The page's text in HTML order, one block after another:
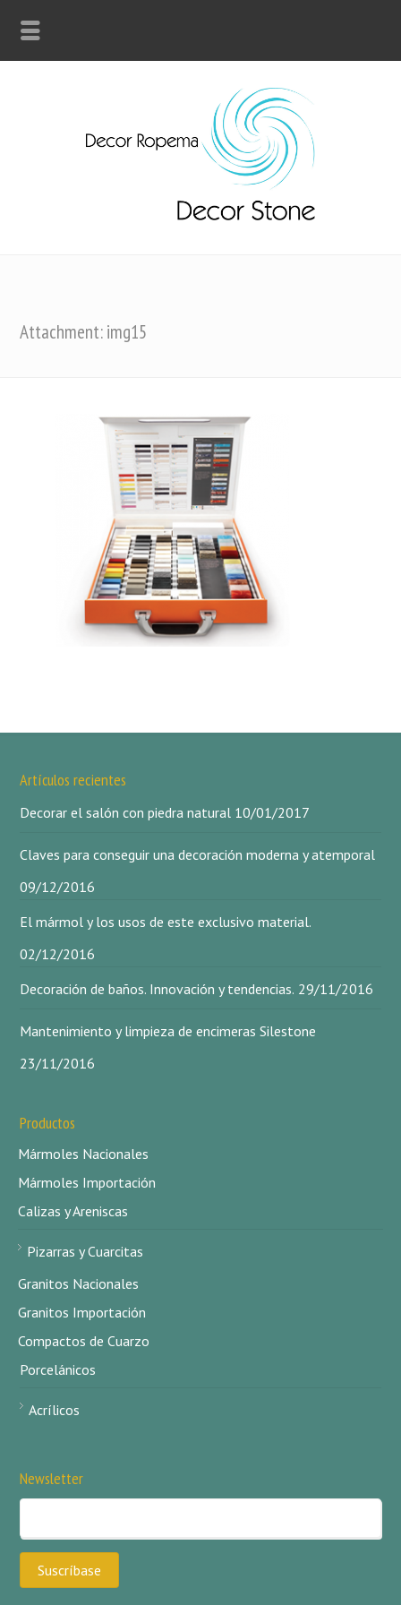
Attachment: img15
Artículos recientes
Decorar el salón con piedra natural 10/01/2017
Claves para conseguir una decoración moderna y atemporal
09/12/2016
El mármol y los usos de este exclusivo material.
02/12/2016
Decoración de baños. Innovación y tendencias. 29/11/2016
Mantenimiento y limpieza de encimeras Silestone
23/11/2016
Productos
Mármoles Nacionales
Mármoles Importación
Calizas y Areniscas
Pizarras y Cuarcitas
Granitos Nacionales
Granitos Importación
Compactos de Cuarzo
Porcelánicos
Acrílicos
Newsletter